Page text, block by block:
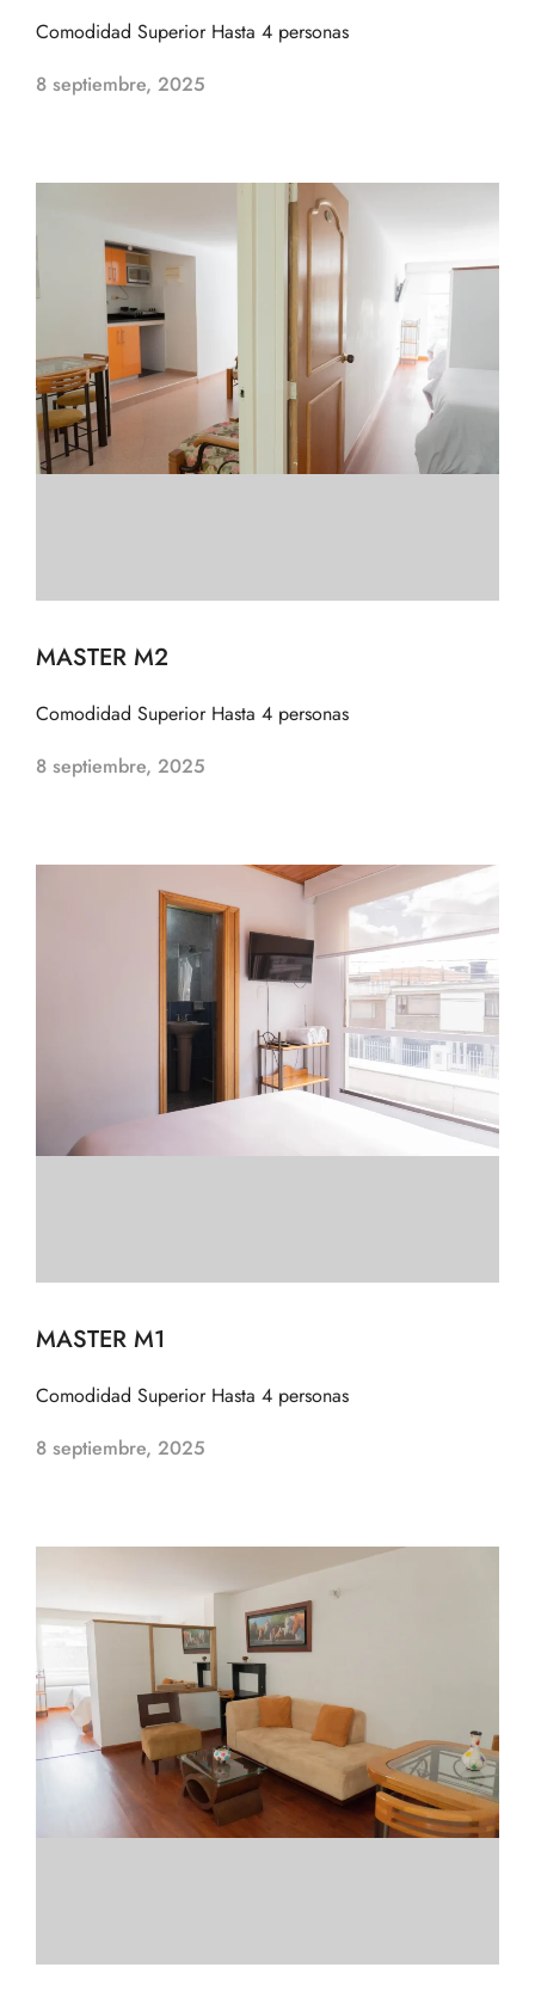
Comodidad Superior Hasta 4 personas
8 septiembre, 2025
MASTER M2
Comodidad Superior Hasta 4 personas
8 septiembre, 2025
MASTER M1
Comodidad Superior Hasta 4 personas
8 septiembre, 2025